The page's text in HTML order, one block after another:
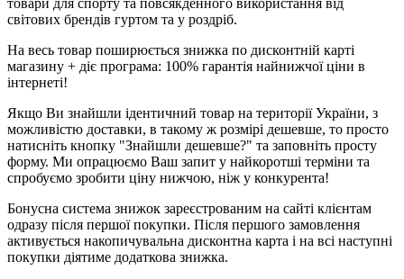
товари для спорту та повсякденного використання від
світових брендів гуртом та у роздріб.
На весь товар поширюється знижка по дисконтній карті
магазину + діє програма: 100% гарантія найнижчої ціни в
інтернеті!
Якщо Ви знайшли ідентичний товар на території України, з
можливістю доставки, в такому ж розмірі дешевше, то просто
натисніть кнопку "Знайшли дешевше?" та заповніть просту
форму. Ми опрацюємо Ваш запит у найкоротші терміни та
спробуємо зробити ціну нижчою, ніж у конкурента!
Бонусна система знижок зареєстрованим на сайті клієнтам
одразу після першої покупки. Після першого замовлення
активується накопичувальна дисконтна карта і на всі наступні
покупки діятиме додаткова знижка.